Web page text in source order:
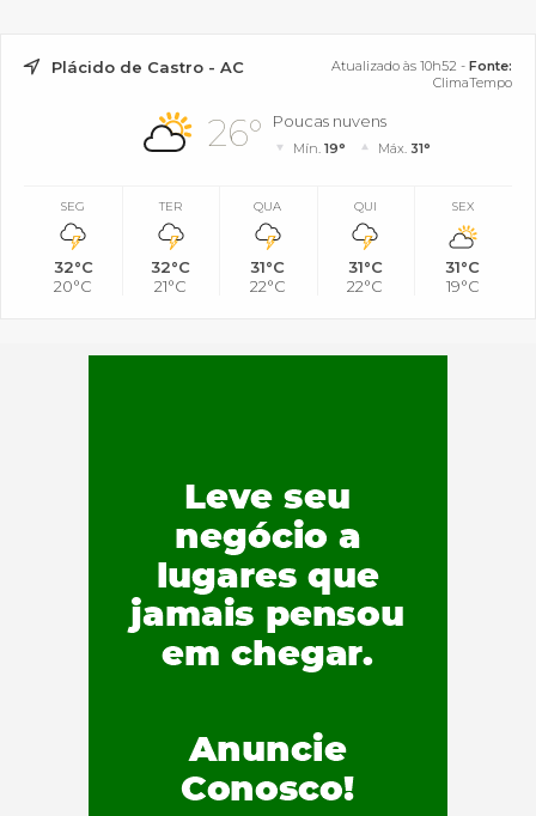
Plácido de Castro - AC Atualizado às 10h52 - Fonte:
ClimaTempo
26° Poucas nuvens
Mín.19° Máx. 31°
SEG
32°C
20°C
TER
32°C
21°C
QUA
31°C
22°C
QUI
31°C
22°C
SEX
31°C
19°C